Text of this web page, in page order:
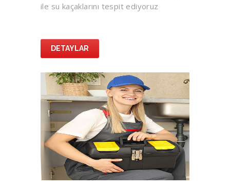
ile su kaçaklarını tespit ediyoruz
DETAYLAR